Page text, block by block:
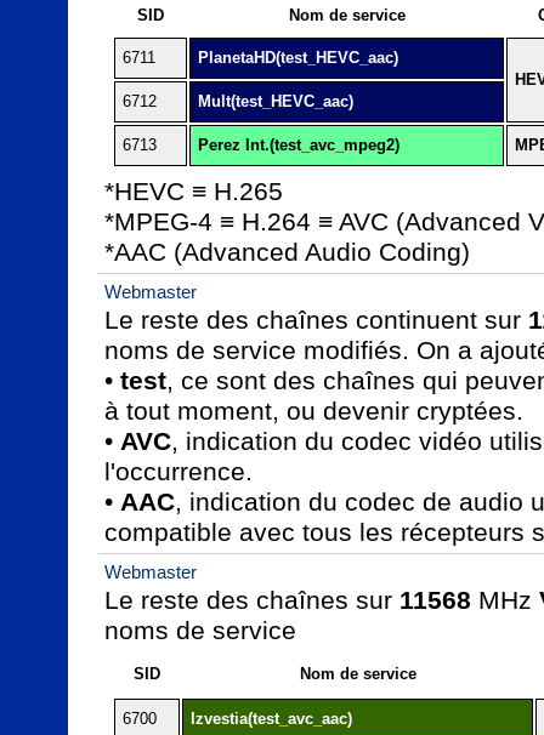
SID Nom de service
6711
PlanetaHD(test_HEVC_aac)
6712
Mult(test_HEVC_aac)
6713 Perez Int.(test_avc_mpeg2)
*HEVC ≡ H.265
*MPEG-4 ≡ H.264 ≡ AVC (Advanced
*AAC (Advanced Audio Coding)
Webmaster
Le reste des chaînes continuent sur
noms de service modifiés. On a
• test, ce sont des chaînes qui
à tout moment, ou devenir cryptées.
• AVC, indication du codec vidéo
l'occurrence.
• AAC, indication du codec de audio
compatible avec tous les récepteurs
Webmaster
Le reste des chaînes sur 11568 MHz
noms de service
SID Nom de service
6700 Izvestia(test_avc_aac)